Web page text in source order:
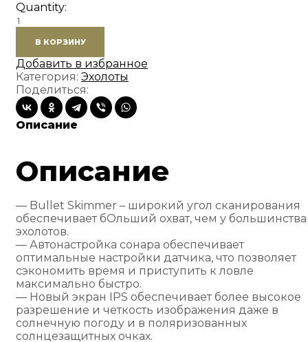
Quantity:
Количество
Эхолот
Lowrance
Eagle
4x
с
датчиком
Bullet
В КОРЗИНУ
Добавить в избранное
Категория: Эхолоты
Поделиться:
Описание
Описание
— Bullet Skimmer – широкий угол сканирования
обеспечивает бОльший охват, чем у большинства
эхолотов.
— Автонастройка сонара обеспечивает
оптимальные настройки датчика, что позволяет
сэкономить время и приступить к ловле
максимально быстро.
— Новый экран IPS обеспечивает более высокое
разрешение и четкость изображения даже в
солнечную погоду и в поляризованных
солнцезащитных очках.